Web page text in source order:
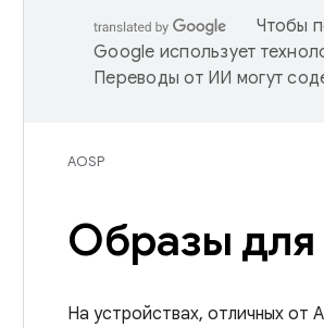
Чтобы
Google использует
Переводы от ИИ могут
AOSP
Образы для
На устройствах, отличных от